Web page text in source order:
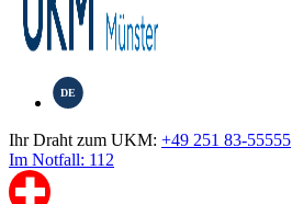
DE
Ihr Draht zum UKM: +49 251 83-55555
Im Notfall: 112